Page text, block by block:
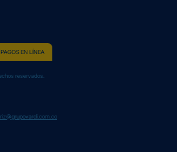
PAGOS EN LÍNEA
reservados.